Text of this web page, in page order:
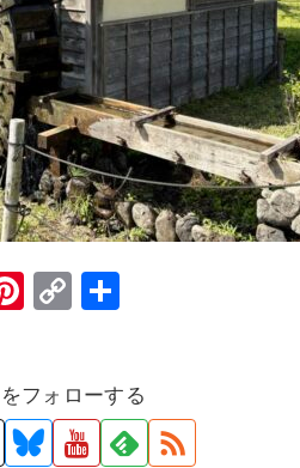
Pi
e
st
C
y
Li
フォローする